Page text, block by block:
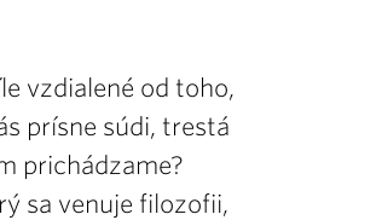
vzdialené od toho,
prísne súdi, trestá
prichádzame?
sa venuje filozofii,